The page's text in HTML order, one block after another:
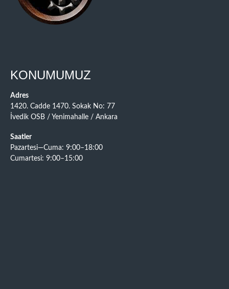
KONUMUMUZ
Adres
1420. Cadde 1470. Sokak No: 77
İvedik OSB / Yenimahalle / Ankara
Saatler
Pazartesi—Cuma: 9:00–18:00
Cumartesi: 9:00–15:00